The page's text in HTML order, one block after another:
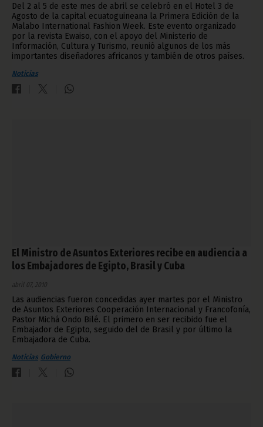
Del 2 al 5 de este mes de abril se celebró en el Hotel 3 de
Agosto de la capital ecuatoguineana la Primera Edición de la
Malabo International Fashion Week. Este evento organizado
por la revista Ewaiso, con el apoyo del Ministerio de
Información, Cultura y Turismo, reunió algunos de los más
importantes diseñadores africanos y también de otros países.
Noticias
El Ministro de Asuntos Exteriores recibe en audiencia a
los Embajadores de Egipto, Brasil y Cuba
abril 07, 2010
Las audiencias fueron concedidas ayer martes por el Ministro
de Asuntos Exteriores Cooperación Internacional y Francofonía,
Pastor Michá Ondo Bilé. El primero en ser recibido fue el
Embajador de Egipto, seguido del de Brasil y por último la
Embajadora de Cuba.
Noticias Gobierno